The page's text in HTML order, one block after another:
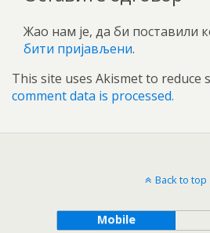
Жао нам је, да би поставили
бити пријављени.
This site uses Akismet to reduce
comment data is processed.
Back to top
Mobile